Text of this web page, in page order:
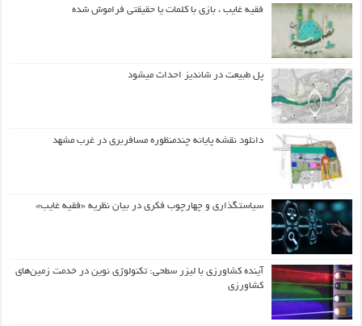
فقیه غایب ، بازی با کلمات یا حقیقتی فراموش شده
پل طبیعت در شاندیز احداث میشود
دانلود نقشه پایانه چندمنظوره مسافربری در غرب مشهد
سیاستگذاری و چهارچوب فکری در بیان نظریه «فقیه غایب»
آینده کشاورزی با لیزر سطحی: تکنولوژی نوین در خدمت زمین‌های
کشاورزی